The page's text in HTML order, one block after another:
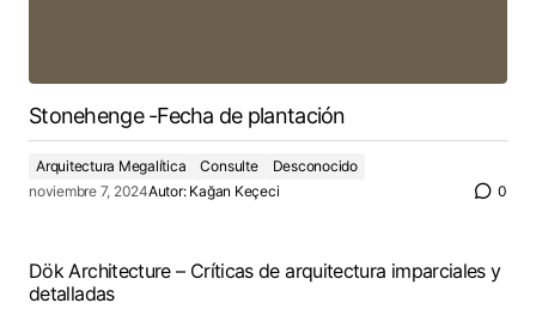
Stonehenge -Fecha de plantación
Arquitectura Megalítica Consulte
Desconocido
noviembre 7, 2024Autor: Kağan Keçeci 0
Dök Architecture – Críticas de arquitectura imparciales y
detalladas